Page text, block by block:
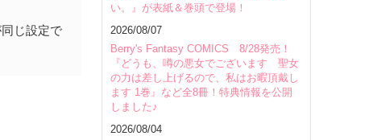
じ設定で
い。』が表紙＆巻頭で登場！
2026/08/07
Berry's Fantasy COMICS 8/28発売！
『どうも、噂の悪女でございます 聖女
の力は差し上げるので、私はお暇頂戴し
ます 1巻』など全8冊！特典情報を公開
しました♪
2026/08/04